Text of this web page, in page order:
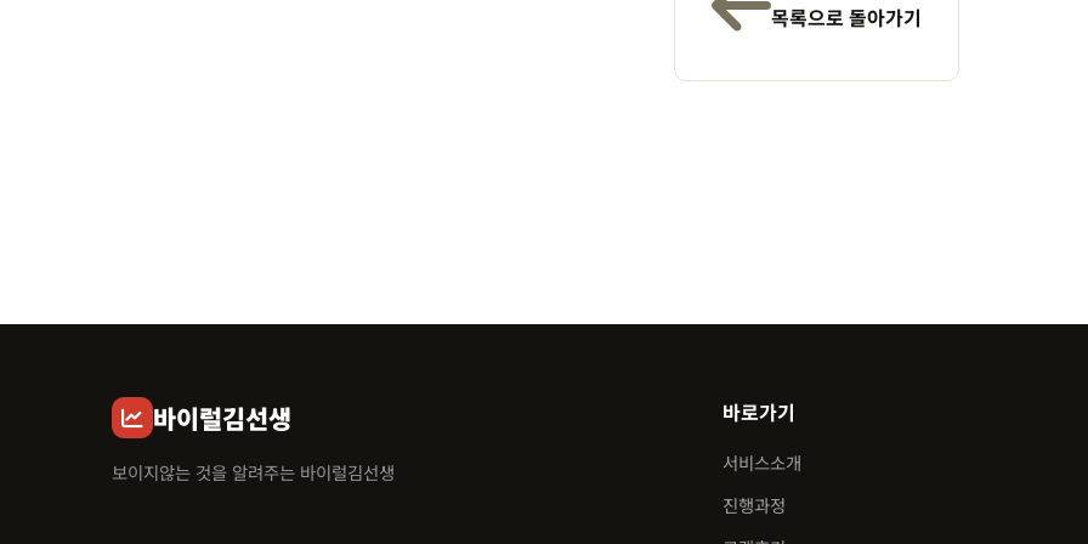
목록으로 돌아가기
바이럴김선생
보이지않는 것을 알려주는 바이럴김선생
바로가기
서비스소개
진행과정